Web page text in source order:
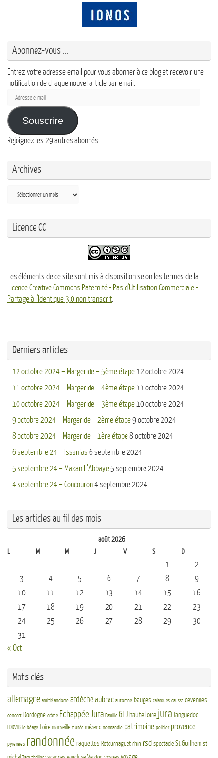
Abonnez-vous ...
Entrez votre adresse email pour vous abonner à ce blog et recevoir une
notification de chaque nouvel article par email.
Adresse
mail
Souscrire
Rejoignez les 29 autres abonnés
Archives
Archives
Licence CC
Les éléments de ce site sont mis à disposition selon les termes de la
Licence Creative Commons Paternité - Pas d'Utilisation Commerciale -
Partage à l'Identique 3.0 non transcrit
Derniers articles
12 octobre 2024 – Margeride – 5ème étape 12 octobre 2024
11 octobre 2024 – Margeride – 4ème étape 11 octobre 2024
10 octobre 2024 – Margeride – 3ème étape 10 octobre 2024
9 octobre 2024 – Margeride – 2ème étape9 octobre 2024
8 octobre 2024 – Margeride – 1ère étape8 octobre 2024
6 septembre 24 – Issanlas 6 septembre 2024
5 septembre 24 – Mazan L’Abbaye 5 septembre 2024
4 septembre 24 – Coucouron4 septembre 2024
Les articles au fil des mois
août 2026
L
M M J V S D
1
2
3
4 5 6 7 8
9
10
11 12 13 14 15
16
17
18 19 20 21 22
23
24
25 26 27 28 29
30
31
« Oct
Mots clés
allemagne amitié andorre ardècheaubrac automne bauges calanques causse cevennes
concert Dordogne drôme Echappée Jura Famille GTJ haute loire jura languedoc
LDDVEB le béage Loire marseille musée mézenc normandie patrimoine policier provence
pyrenees randonnée raquettes Retournaguet rhin rsd spectacle St Guilhem st